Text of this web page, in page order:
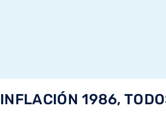
INFLACIÓN 1986,